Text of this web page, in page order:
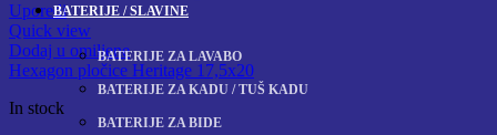
BATERIJE / SLAVINE
BATERIJE ZA LAVABO
BATERIJE ZA KADU / TUŠ KADU
BATERIJE ZA BIDE
Uporedi
Quick view
Dodaj u omiljene
Hexagon pločice Heritage 17,5x20
In stock